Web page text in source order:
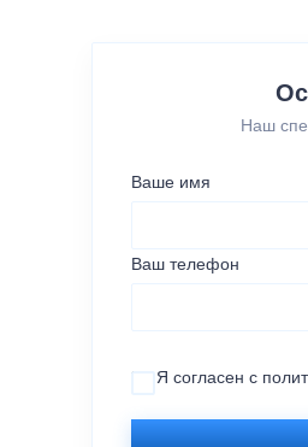
Наш
Ваше имя
Ваш телефон
Я согласен с